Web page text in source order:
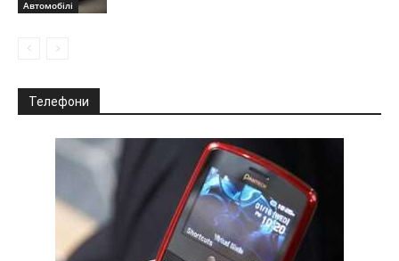
Автомобілі
Телефони